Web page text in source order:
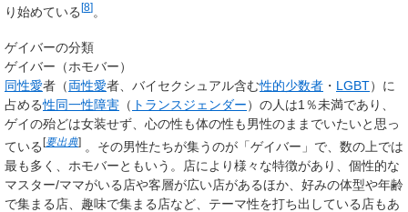
り始めている [8] 。
ゲイバーの分類
ゲイバー（ホモバー）
同性愛者（両性愛者、バイセクシュアル含む性的少数者 ・ LGBT）に
占める性同一性障害 （ トランスジェンダー）の人は1％未満であり、
ゲイの殆どは女装せず、心の性も体の性も男性のままでいたいと思っ
ている [要出典] 。その男性たちが集うのが「ゲイバー」で、数の上では
最も多く、ホモバーともいう。店により様々な特徴があり、個性的な
マスター/ママがいる店や客層が広い店があるほか、好みの体型や年齢
で集まる店、趣味で集まる店など、テーマ性を打ち出している店もあ